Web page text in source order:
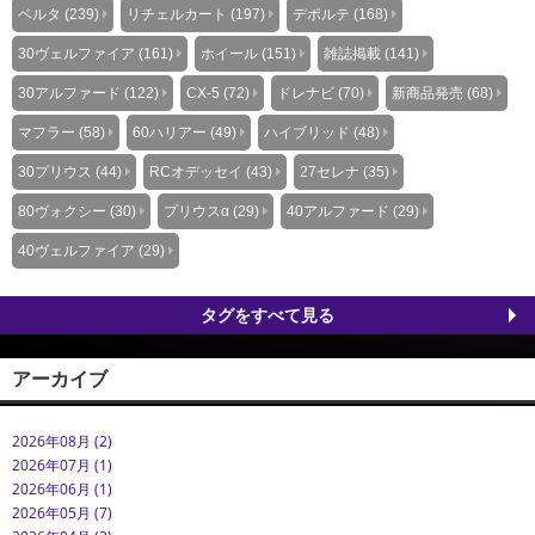
ベルタ (239) リチェルカート (197) デポルテ (168)
30ヴェルファイア (161) ホイール (151) 雑誌掲載 (141)
30アルファード (122) CX-5 (72) ドレナビ (70) 新商品発売 (68)
マフラー (58) 60ハリアー (49) ハイブリッド (48)
30プリウス (44) RCオデッセイ (43) 27セレナ (35)
80ヴォクシー (30) プリウスα (29) 40アルファード (29)
40ヴェルファイア (29)
タグをすべて見る
アーカイブ
2026年08月 (2)
2026年07月 (1)
2026年06月 (1)
2026年05月 (7)